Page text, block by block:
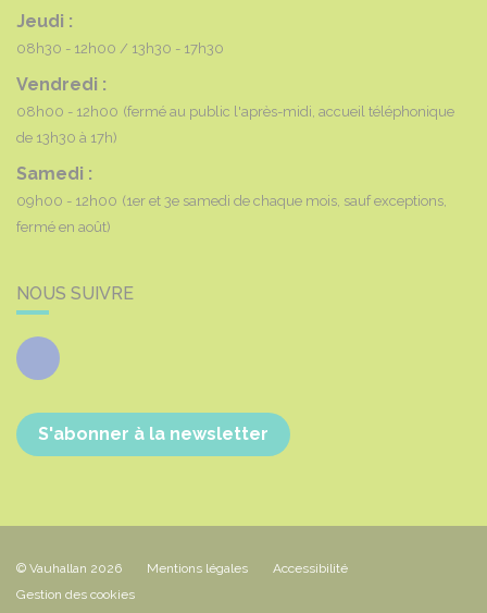
Jeudi :
08h30 - 12h00 13h30 - 17h30
Vendredi :
08h00 - 12h00 (fermé au public l'après-midi, accueil téléphonique
de 13h30 à 17h)
Samedi :
09h00 - 12h00 (1er et 3e samedi de chaque mois, sauf exceptions,
fermé en août)
NOUS SUIVRE
Facebook
S'abonner à la newsletter
© Vauhallan 2026 Mentions légales
Accessibilité
Gestion des cookies